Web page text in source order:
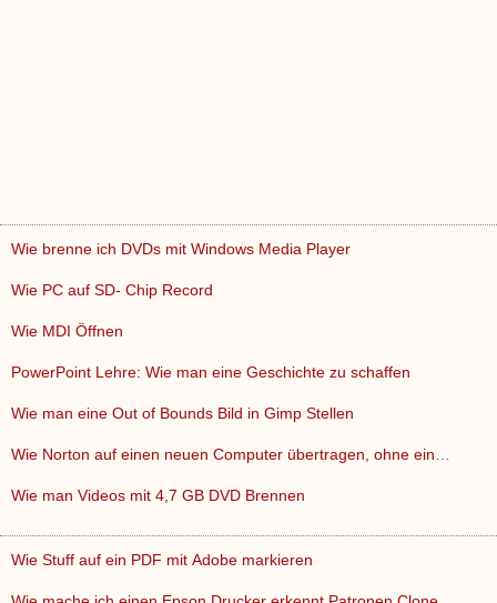
Wie brenne ich DVDs mit Windows Media Player
Wie PC auf SD- Chip Record
Wie MDI Öffnen
PowerPoint Lehre: Wie man eine Geschichte zu schaffen
Wie man eine Out of Bounds Bild in Gimp Stellen
Wie man Videos mit 4,7 GB DVD Brennen
Wie Stuff auf ein PDF mit Adobe markieren